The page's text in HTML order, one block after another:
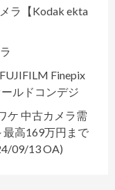
ラ【Kodak ekta
Finepix
ルドコンデジ
ケ 中古カメラ需
最高169万円まで
09/13 OA)